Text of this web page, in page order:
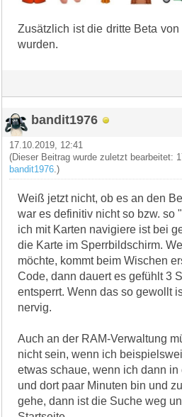
Zusätzlich ist die dritte Beta
wurden.
bandit1976
17.10.2019, 12:41
(Dieser Beitrag wurde zuletzt bearbeitet:
bandit1976 .)
Weiß jetzt nicht, ob es an den
war es definitiv nicht so bzw. so
ich mit Karten navigiere ist bei
die Karte im Sperrbildschirm.
möchte, kommt beim Wischen
Code, dann dauert es gefühlt 3
entsperrt. Wenn das so gewollt
nervig.
Auch an der RAM-Verwaltung
nicht sein, wenn ich
etwas schaue, wenn ich dann
und dort paar Minuten bin und
gehe, dann ist die Suche weg